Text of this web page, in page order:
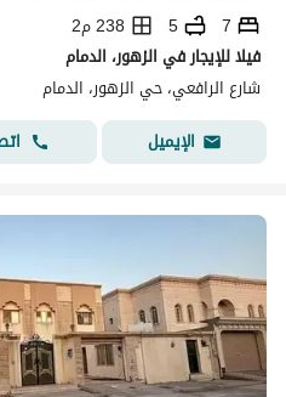
7
5
238 م2
فيلا للإيجار في الزهور، الدمام
شارع الرافعي، حي الزهور، الدمام
الإيميل